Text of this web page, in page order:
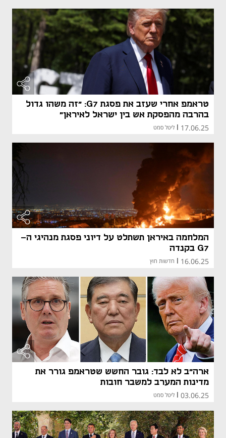
טראמפ אחרי שעזב את פסגת G7: "זה משהו גדול
בהרבה מהפסקת אש בין ישראל לאיראן"
17.06.25
| ליטל סמט
המלחמה באיראן תשתלט על דיוני פסגת מנהיגי ה-
G7 בקנדה
16.06.25 חדשות חוץ
ארה"ב לא לבד: גובר החשש שטראמפ גורר את
מדינות המערב למשבר חובות
03.06.25 ליטל סמט